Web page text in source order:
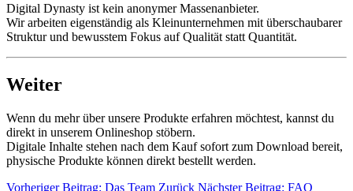
Digital Dynasty ist kein anonymer Massenanbieter.
Wir arbeiten eigenständig als Kleinunternehmen mit überschaubarer
Struktur und bewusstem Fokus auf Qualität statt Quantität.
Weiter
Wenn du mehr über unsere Produkte erfahren möchtest, kannst du
direkt in unserem Onlineshop stöbern.
Digitale Inhalte stehen nach dem Kauf sofort zum Download bereit,
physische Produkte können direkt bestellt werden.
Vorheriger Beitrag: Das Team Zurück Nächster Beitrag: FAQ